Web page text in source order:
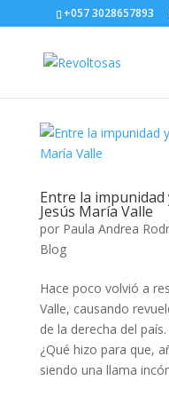
+057 3028657893
Entre la impunidad
Jesús María Valle
por Paula Andrea
Blog
Hace poco volvió a
Valle, causando
de la derecha del
¿Qué hizo para que,
siendo una llama